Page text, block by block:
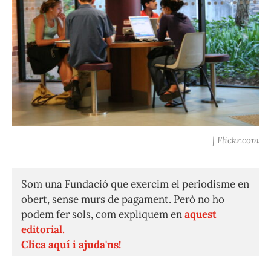
| Flickr.com
Som una Fundació que exercim el periodisme en
obert, sense murs de pagament. Però no ho
podem fer sols, com expliquem enaquest
editorial.
Clica aquí i ajuda'ns!